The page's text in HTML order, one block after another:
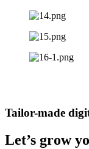
Tailor-made
Let’s grow